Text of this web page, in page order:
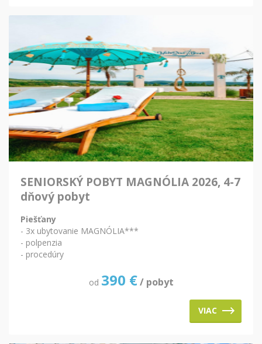
SENIORSKÝ POBYT MAGNÓLIA 2026, 4-7
dňový pobyt
Piešťany
- 3x ubytovanie MAGNÓLIA***
- polpenzia
- procedúry
od 390 € / pobyt
VIAC